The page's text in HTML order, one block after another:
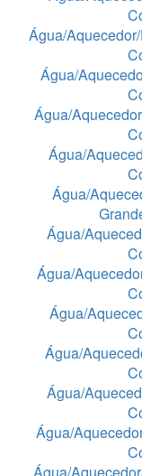
Água/
Água/
Água/
Água/
Água/
Água/
Água/
Água/
Água/
Água/
Água/